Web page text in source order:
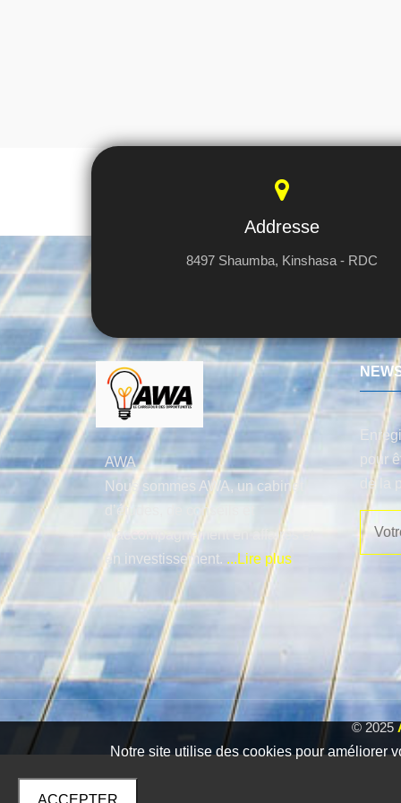
Notre site utilise des cookies pour améliorer
ACCEPTER
Addresse
8497 Shaumba, Kinshasa - RDC
AWA
Nous sommes AWA, un cabinet
d’études, de conseils et
d'accompagnement en affaires et
en investissement. ...Lire plus
pour
de la
© 2025